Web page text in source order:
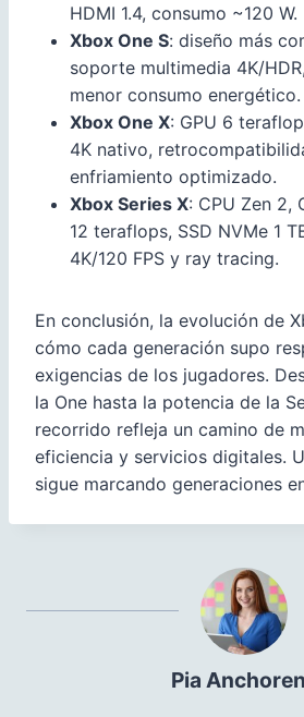
HDMI 1.4, consumo ~120 W.
Xbox One S: diseño más
soporte multimedia 4K/
menor consumo energético.
Xbox One X: GPU 6
4K nativo,
enfriamiento optimizado.
Xbox Series X: CPU Zen 2,
12 teraflops, SSD NVMe 1
4K/120 FPS y ray tracing.
En conclusión, la evolución de
cómo cada generación supo
exigencias de los jugadores.
la One hasta la potencia de la
recorrido refleja un camino de
eficiencia y servicios digitales.
sigue marcando generaciones
Pia